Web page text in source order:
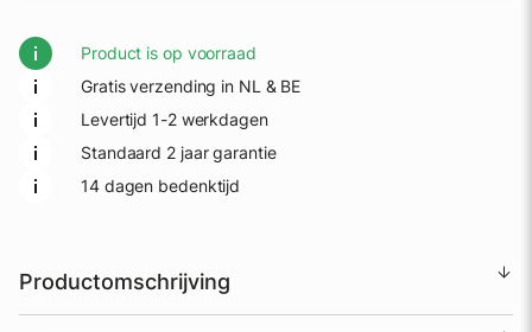
Product is op voorraad
Gratis verzending in NL & BE
Levertijd 1-2 werkdagen
Standaard 2 jaar garantie
14 dagen bedenktijd
Productomschrijving